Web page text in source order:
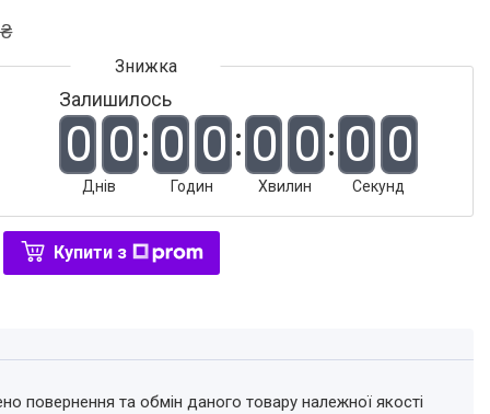
Залишилось
0 0
Днів
0 0
Годин
0 0
Хвилин
0 0
Секунд
Купити з
повернення та обмін даного товару належної якості